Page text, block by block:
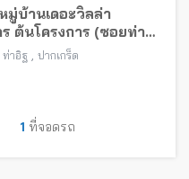
มู่บ้านเดอะวิลล่า
ต้นโครงการ (ซอยท่า
ฟ้าสายสีม่วง
ท่าอิฐ , ปากเกร็ด
1 ที่จอดรถ